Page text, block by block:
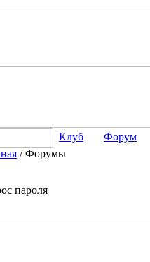
Клуб
Форум
/Форумы
пароля